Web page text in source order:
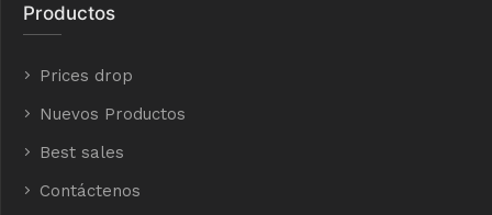
Productos
Prices drop
Nuevos Productos
Best sales
Contáctenos